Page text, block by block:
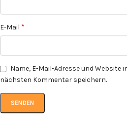
E-Mail *
Name, E-Mail-Adresse und Website
nächsten Kommentar speichern.